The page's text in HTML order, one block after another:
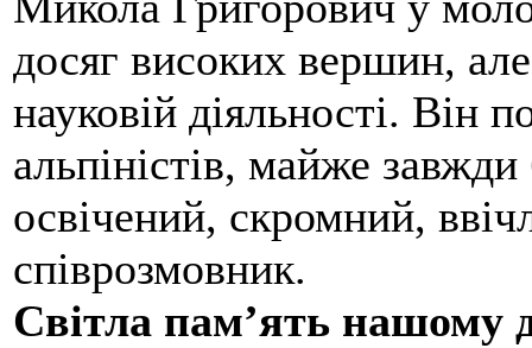
досяг високих вершин,
науковій діяльності. Він
альпіністів, майже
освічений, скромний,
співрозмовник.
Світла пам’ять нашому